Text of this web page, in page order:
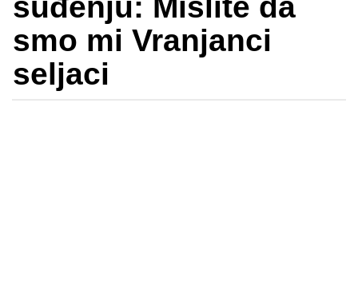
smo mi Vranjanci
seljaci